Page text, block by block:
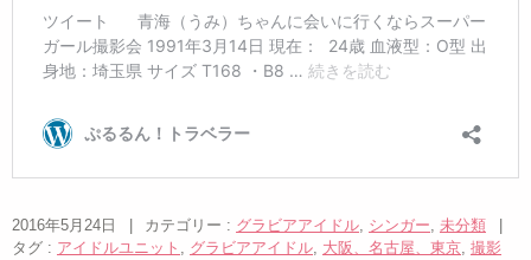
2016年5月24日 カテゴリー : グラビアアイドル, シンガー, 未分類
タグ : アイドルユニット , グラビアアイドル, 大阪、名古屋、東京, 撮影